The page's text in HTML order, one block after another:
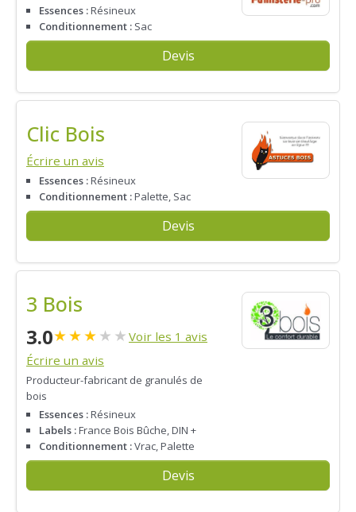
Essences :Résineux
Conditionnement : Sac
Devis
Clic Bois
Écrire un avis
Essences :Résineux
Conditionnement :Palette, Sac
Devis
3 Bois
3.0★★★★ ★ Voir les 1 avis
Écrire un avis
Producteur-fabricant de granulés de
bois
Essences :Résineux
Labels :France Bois Bûche, DIN +
Conditionnement :Vrac, Palette
Devis